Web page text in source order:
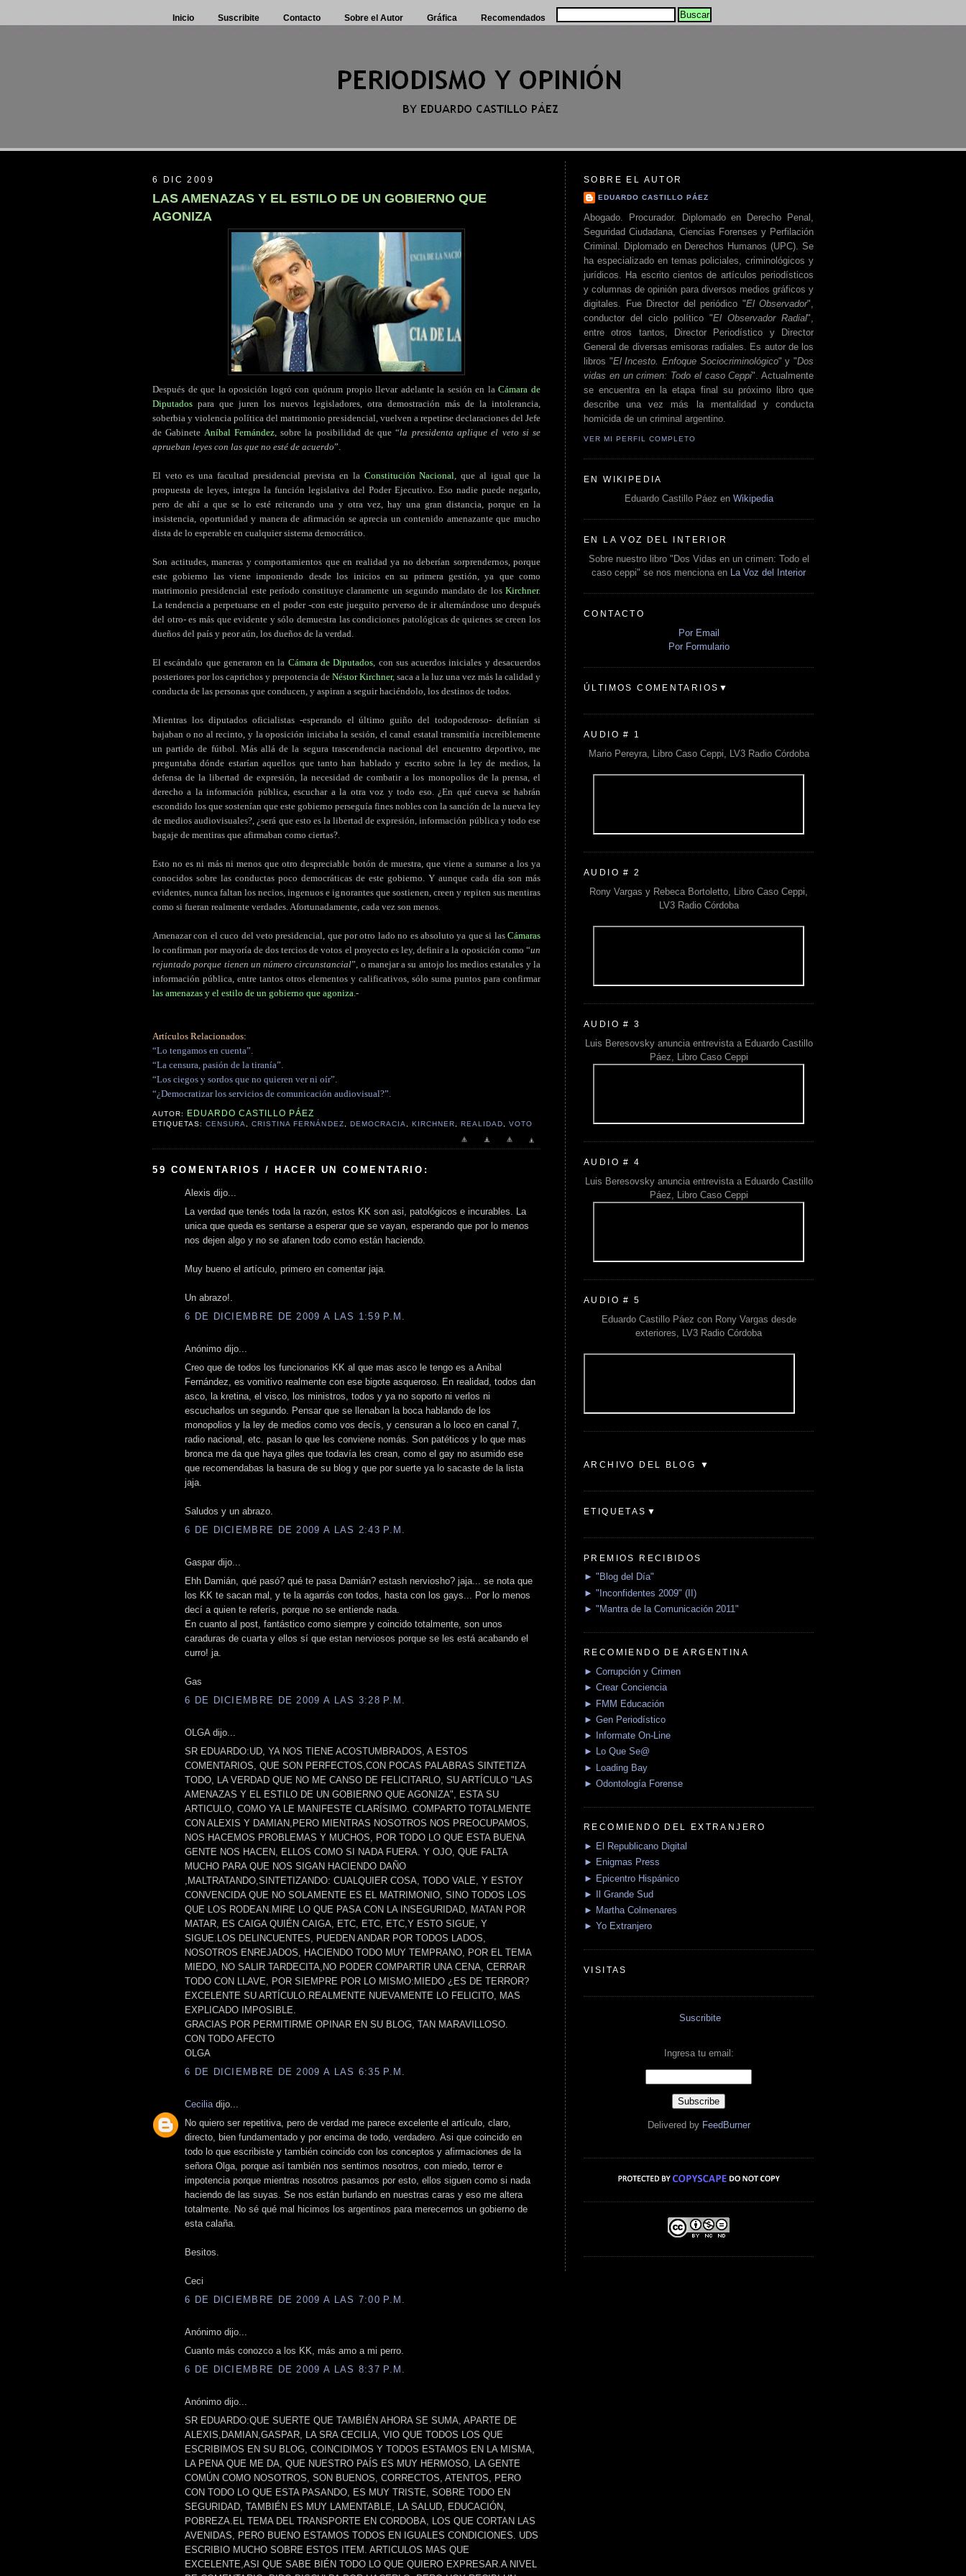
Inicio Suscribite Contacto Sobre el Autor Gráfica Recomendados
6 DIC 2009
LAS AMENAZAS Y EL ESTILO DE UN GOBIERNO QUE
AGONIZA
Después de que la oposición logró con quórum propio llevar adelante la sesión en laCámara de
Diputados para que juren los nuevos legisladores, otra demostración más de la intolerancia,
soberbia y violencia política del matrimonio presidencial, vuelven a repetirse declaraciones del Jefe
de Gabinete Aníbal Fernández, sobre la posibilidad de que “la presidenta aplique el veto si se
aprueban leyes con las que no esté de acuerdo”.
El veto es una facultad presidencial prevista en la Constitución Nacional, que al igual que la
propuesta de leyes, integra la función legislativa del Poder Ejecutivo. Eso nadie puede negarlo,
pero de ahí a que se lo esté reiterando una y otra vez, hay una gran distancia, porque en la
insistencia, oportunidad y manera de afirmación se aprecia un contenido amenazante que mucho
dista de lo esperable en cualquier sistema democrático.
Son actitudes, maneras y comportamientos que en realidad ya no deberían sorprendernos, porque
este gobierno las viene imponiendo desde los inicios en su primera gestión, ya que como
matrimonio presidencial este período constituye claramente un segundo mandato de los Kirchner.
La tendencia a perpetuarse en el poder -con este jueguito perverso de ir alternándose uno después
del otro- es más que evidente y sólo demuestra las condiciones patológicas de quienes se creen los
dueños del país y peor aún, los dueños de la verdad.
El escándalo que generaron en la Cámara de Diputados, con sus acuerdos iniciales y desacuerdos
posteriores por los caprichos y prepotencia de Néstor Kirchner, saca a la luz una vez más la calidad y
conducta de las personas que conducen, y aspiran a seguir haciéndolo, los destinos de todos.
Mientras los diputados oficialistas -esperando el último guiño del todopoderoso- definían si
bajaban o no al recinto, y la oposición iniciaba la sesión, el canal estatal transmitía increíblemente
un partido de fútbol. Más allá de la segura trascendencia nacional del encuentro deportivo, me
preguntaba dónde estarían aquellos que tanto han hablado y escrito sobre la ley de medios, la
defensa de la libertad de expresión, la necesidad de combatir a los monopolios de la prensa, el
derecho a la información pública, escuchar a la otra voz y todo eso. ¿En qué cueva se habrán
escondido los que sostenían que este gobierno perseguía fines nobles con la sanción de la nueva ley
de medios audiovisuales?, ¿será que esto es la libertad de expresión, información pública y todo ese
bagaje de mentiras que afirmaban como ciertas?.
Esto no es ni más ni menos que otro despreciable botón de muestra, que viene a sumarse a los ya
conocidos sobre las conductas poco democráticas de este gobierno. Y aunque cada día son más
evidentes, nunca faltan los necios, ingenuos e ignorantes que sostienen, creen y repiten sus mentiras
como si fueran realmente verdades. Afortunadamente, cada vez son menos.
Amenazar con el cuco del veto presidencial, que por otro lado no es absoluto ya que si las Cámaras
lo confirman por mayoría de dos tercios de votos el proyecto es ley, definir a la oposición como “un
rejuntado porque tienen un número circunstancial”, o manejar a su antojo los medios estatales y la
información pública, entre tantos otros elementos y calificativos, sólo suma puntos para confirmar
las amenazas y el estilo de un gobierno que agoniza.-
Artículos Relacionados:
“Lo tengamos en cuenta”.
“La censura, pasión de la tiranía”.
“Los ciegos y sordos que no quieren ver ni oír”.
“¿Democratizar los servicios de comunicación audiovisual?”.
AUTOR: EDUARDO CASTILLO PÁEZ
ETIQUETAS:CENSURA ,CRISTINA FERNÁNDEZ DEMOCRACIA KIRCHNER REALIDAD ,VOTO
59 COMENTARIOS / HACER UN COMENTARIO:
Alexis dijo...
La verdad que tenés toda la razón, estos KK son asi, patológicos e incurables. La
unica que queda es sentarse a esperar que se vayan, esperando que por lo menos
nos dejen algo y no se afanen todo como están haciendo.
Muy bueno el artículo, primero en comentar jaja.
Un abrazo!.
6 DE DICIEMBRE DE 2009 A LAS 1:59 P.M.
Anónimo dijo...
Creo que de todos los funcionarios KK al que mas asco le tengo es a Anibal
Fernández, es vomitivo realmente con ese bigote asqueroso. En realidad, todos dan
asco, la kretina, el visco, los ministros, todos y ya no soporto ni verlos ni
escucharlos un segundo. Pensar que se llenaban la boca hablando de los
monopolios y la ley de medios como vos decís, y censuran a lo loco en canal 7,
radio nacional, etc. pasan lo que les conviene nomás. Son patéticos y lo que mas
bronca me da que haya giles que todavía les crean, como el gay no asumido ese
que recomendabas la basura de su blog y que por suerte ya lo sacaste de la lista
jaja.
Saludos y un abrazo.
6 DE DICIEMBRE DE 2009 A LAS 2:43 P.M.
Gaspar dijo...
Ehh Damián, qué pasó? qué te pasa Damián? estash nerviosho? jaja... se nota que
los KK te sacan mal, y te la agarrás con todos, hasta con los gays... Por lo menos
decí a quien te referís, porque no se entiende nada.
En cuanto al post, fantástico como siempre y coincido totalmente, son unos
caraduras de cuarta y ellos sí que estan nerviosos porque se les está acabando el
curro! ja.
Gas
6 DE DICIEMBRE DE 2009 A LAS 3:28 P.M.
OLGA dijo...
SR EDUARDO:UD, YA NOS TIENE ACOSTUMBRADOS, A ESTOS
COMENTARIOS, QUE SON PERFECTOS,CON POCAS PALABRAS SINTETIZA
TODO, LA VERDAD QUE NO ME CANSO DE FELICITARLO, SU ARTÍCULO "LAS
AMENAZAS Y EL ESTILO DE UN GOBIERNO QUE AGONIZA", ESTA SU
ARTICULO, COMO YA LE MANIFESTE CLARÍSIMO. COMPARTO TOTALMENTE
CON ALEXIS Y DAMIAN,PERO MIENTRAS NOSOTROS NOS PREOCUPAMOS,
NOS HACEMOS PROBLEMAS Y MUCHOS, POR TODO LO QUE ESTA BUENA
GENTE NOS HACEN, ELLOS COMO SI NADA FUERA. Y OJO, QUE FALTA
MUCHO PARA QUE NOS SIGAN HACIENDO DAÑO
,MALTRATANDO,SINTETIZANDO: CUALQUIER COSA, TODO VALE, Y ESTOY
CONVENCIDA QUE NO SOLAMENTE ES EL MATRIMONIO, SINO TODOS LOS
QUE LOS RODEAN.MIRE LO QUE PASA CON LA INSEGURIDAD, MATAN POR
MATAR, ES CAIGA QUIÉN CAIGA, ETC, ETC, ETC,Y ESTO SIGUE, Y
SIGUE.LOS DELINCUENTES, PUEDEN ANDAR POR TODOS LADOS,
NOSOTROS ENREJADOS, HACIENDO TODO MUY TEMPRANO, POR EL TEMA
MIEDO, NO SALIR TARDECITA,NO PODER COMPARTIR UNA CENA, CERRAR
TODO CON LLAVE, POR SIEMPRE POR LO MISMO:MIEDO ¿ES DE TERROR?
EXCELENTE SU ARTÍCULO.REALMENTE NUEVAMENTE LO FELICITO, MAS
EXPLICADO IMPOSIBLE.
GRACIAS POR PERMITIRME OPINAR EN SU BLOG, TAN MARAVILLOSO.
CON TODO AFECTO
OLGA
6 DE DICIEMBRE DE 2009 A LAS 6:35 P.M.
Cecilia dijo...
No quiero ser repetitiva, pero de verdad me parece excelente el artículo, claro,
directo, bien fundamentado y por encima de todo, verdadero. Asi que coincido en
todo lo que escribiste y también coincido con los conceptos y afirmaciones de la
señora Olga, porque así también nos sentimos nosotros, con miedo, terror e
impotencia porque mientras nosotros pasamos por esto, ellos siguen como si nada
haciendo de las suyas. Se nos están burlando en nuestras caras y eso me altera
totalmente. No sé qué mal hicimos los argentinos para merecernos un gobierno de
esta calaña.
Besitos.
Ceci
6 DE DICIEMBRE DE 2009 A LAS 7:00 P.M.
Anónimo dijo...
Cuanto más conozco a los KK, más amo a mi perro.
6 DE DICIEMBRE DE 2009 A LAS 8:37 P.M.
Anónimo dijo...
SR EDUARDO:QUE SUERTE QUE TAMBIÉN AHORA SE SUMA, APARTE DE
ALEXIS,DAMIAN,GASPAR, LA SRA CECILIA, VIO QUE TODOS LOS QUE
ESCRIBIMOS EN SU BLOG, COINCIDIMOS Y TODOS ESTAMOS EN LA MISMA,
LA PENA QUE ME DA, QUE NUESTRO PAÍS ES MUY HERMOSO, LA GENTE
COMÚN COMO NOSOTROS, SON BUENOS, CORRECTOS, ATENTOS, PERO
CON TODO LO QUE ESTA PASANDO, ES MUY TRISTE, SOBRE TODO EN
SEGURIDAD, TAMBIÉN ES MUY LAMENTABLE, LA SALUD, EDUCACIÓN,
POBREZA.EL TEMA DEL TRANSPORTE EN CORDOBA, LOS QUE CORTAN LAS
AVENIDAS, PERO BUENO ESTAMOS TODOS EN IGUALES CONDICIONES. UDS
ESCRIBIO MUCHO SOBRE ESTOS ITEM. ARTICULOS MAS QUE
EXCELENTE,ASI QUE SABE BIÉN TODO LO QUE QUIERO EXPRESAR.A NIVEL
SOBRE EL AUTOR
EDUARDO CASTILLO PÁEZ
Abogado. Procurador. Diplomado en Derecho Penal,
Seguridad Ciudadana, Ciencias Forenses y Perfilación
Criminal. Diplomado en Derechos Humanos (UPC). Se
ha especializado en temas policiales, criminológicos y
jurídicos. Ha escrito cientos de artículos periodísticos
y columnas de opinión para diversos medios gráficos y
digitales. Fue Director del periódico "El Observador",
conductor del ciclo político "El Observador Radial",
entre otros tantos, Director Periodístico y Director
General de diversas emisoras radiales. Es autor de los
libros "El Incesto. Enfoque Sociocriminológico" y "Dos
vidas en un crimen: Todo el caso Ceppi". Actualmente
se encuentra en la etapa final su próximo libro que
describe una vez más la mentalidad y conducta
homicida de un criminal argentino.
VER MI PERFIL COMPLETO
EN WIKIPEDIA
Eduardo Castillo Páez en Wikipedia
EN LA VOZ DEL INTERIOR
Sobre nuestro libro "Dos Vidas en un crimen: Todo el
caso ceppi" se nos menciona en
La Voz del Interior
CONTACTO
Por Email
Por Formulario
ÚLTIMOS COMENTARIOS▼
AUDIO # 1
Mario Pereyra, Libro Caso Ceppi, LV3 Radio Córdoba
AUDIO # 2
Rony Vargas y Rebeca Bortoletto, Libro Caso Ceppi,
LV3 Radio Córdoba
AUDIO # 3
Luis Beresovsky anuncia entrevista a Eduardo Castillo
Páez, Libro Caso Ceppi
AUDIO # 4
Luis Beresovsky anuncia entrevista a Eduardo Castillo
Páez, Libro Caso Ceppi
AUDIO # 5
Eduardo Castillo Páez con Rony Vargas desde
exteriores, LV3 Radio Córdoba
ARCHIVO DEL BLOG ▼
ETIQUETAS▼
PREMIOS RECIBIDOS
► "Blog del Día"
► "Inconfidentes 2009" (II)
► "Mantra de la Comunicación 2011"
RECOMIENDO DE ARGENTINA
► Corrupción y Crimen
► Crear Conciencia
► FMM Educación
► Gen Periodístico
► Informate On-Line
► Lo Que Se@
► Loading Bay
► Odontología Forense
RECOMIENDO DEL EXTRANJERO
► El Republicano Digital
► Enigmas Press
► Epicentro Hispánico
► Il Grande Sud
► Martha Colmenares
► Yo Extranjero
VISITAS
Suscribite
Ingresa tu email:
Delivered by FeedBurner